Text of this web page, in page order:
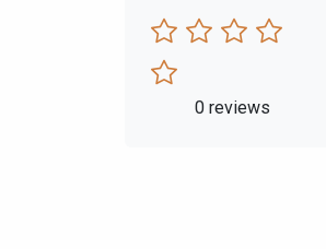
0 reviews